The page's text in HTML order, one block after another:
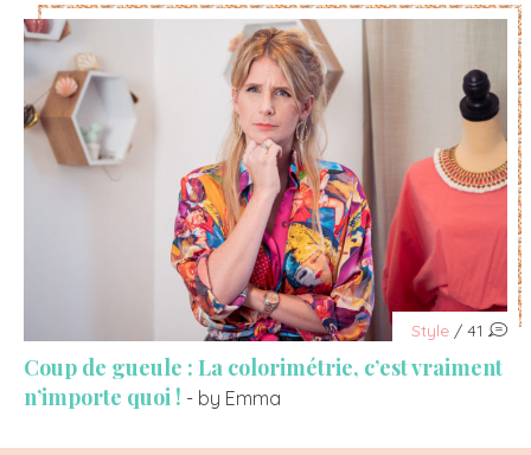
Style / 41
Coup de gueule : La colorimétrie, c’est vraiment
n’importe quoi ! - by Emma